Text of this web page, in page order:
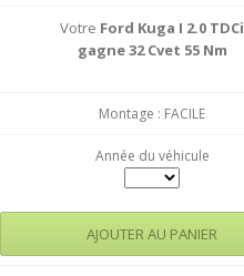
Votre Ford Kuga I 2.0 TDCi
gagne 32 Cvet 55 Nm
Montage : FACILE
Année du véhicule